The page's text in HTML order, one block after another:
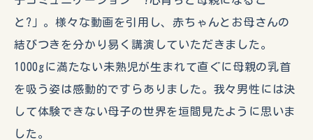
と?」。様々な動画を引用し、赤ちゃんとお母さんの
結びつきを分かり易く講演していただきました。
1000gに満たない未熟児が生まれて直ぐに母親の乳首
を吸う姿は感動的ですらありました。我々男性には決
して体験できない母子の世界を垣間見たように思いま
した。